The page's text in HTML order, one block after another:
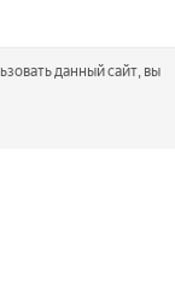
данный сайт, вы